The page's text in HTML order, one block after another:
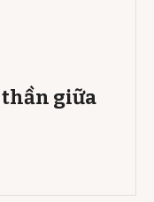
giữa